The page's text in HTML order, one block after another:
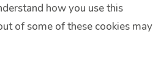
how you use this
of some of these cookies may